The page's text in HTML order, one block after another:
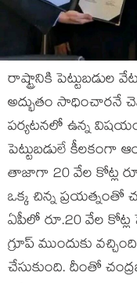
రాష్ట్రానికి పెట్టుబ‌డుల
అద్భుతం సాధించార‌నే
ప‌ర్య‌ట‌న‌లో ఉన్న
పెట్టుబ‌డులే కీల‌కంగా
తాజాగా 20 వేల కోట్ల
ఒక్క చిన్న
ఏపీలో రూ.20 వేల కోట్ల
గ్రూప్ ముందుకు
చేసుకుంది. దీంతో